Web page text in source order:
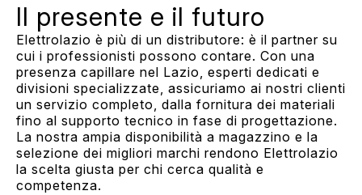
Il presente e il futuro
Elettrolazio è più di un distributore: è il partner su
cui i professionisti possono contare. Con una
presenza capillare nel Lazio, esperti dedicati e
divisioni specializzate, assicuriamo ai nostri clienti
un servizio completo, dalla fornitura dei materiali
fino al supporto tecnico in fase di progettazione.
La nostra ampia disponibilità a magazzino e la
selezione dei migliori marchi rendono Elettrolazio
la scelta giusta per chi cerca qualità e
competenza.